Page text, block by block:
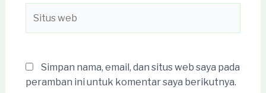
web
Simpan nama, email, dan situs web saya pada
peramban ini untuk komentar saya berikutnya.